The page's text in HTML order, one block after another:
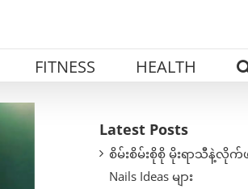
FITNESS HEALTH
Latest Posts
စိမ်းစိမ်းစိုစို မိုးရာသီနဲ့လို
Nails Ideas များ